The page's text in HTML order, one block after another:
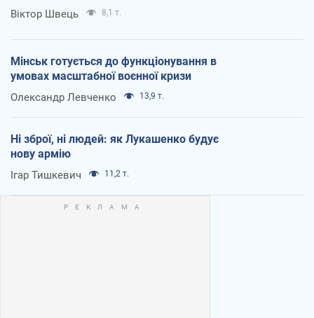
Віктор Швець 8,1 т.
Мінськ готується до функціонування в
умовах масштабної воєнної кризи
Олександр Левченко 13,9 т.
Ні зброї, ні людей: як Лукашенко будує
нову армію
Ігар Тишкевич 11,2 т.